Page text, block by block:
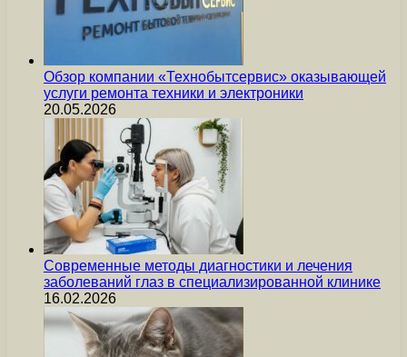
Обзор компании «Технобытсервис» оказывающей
услуги ремонта техники и электроники
20.05.2026
Современные методы диагностики и лечения
заболеваний глаз в специализированной клинике
16.02.2026